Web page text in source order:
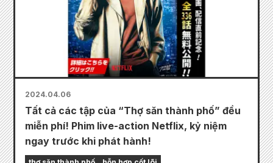
2024.04.06
Tất cả các tập của “Thợ săn thành phố” đều
miễn phí! Phim live-action Netflix, kỷ niệm
ngay trước khi phát hành!